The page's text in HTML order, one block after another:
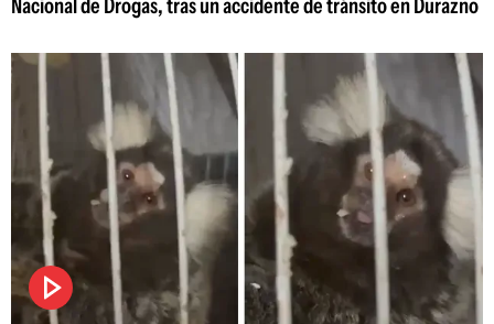
Nacional de Drogas, tras un accidente de tránsito en Durazno